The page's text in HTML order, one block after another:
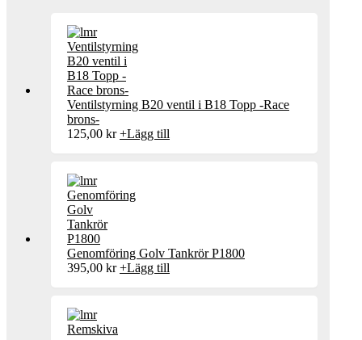
Ventilstyrning B20 ventil i B18 Topp -Race
brons-
125,00 kr +Lägg till
Genomföring Golv Tankrör P1800
395,00 kr +Lägg till